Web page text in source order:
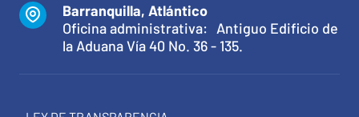
Barranquilla, Atlántico
Oficina administrativa: Antiguo Edificio de
la Aduana Vía 40 No. 36 - 135.